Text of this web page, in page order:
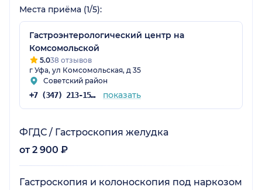
Места приёма (1/5):
Гастроэнтерологический центр на
Комсомольской
5.038 отзывов
г Уфа, ул Комсомольская, д 35
Советский район
+7 (347) 213-15-78 показать
ФГДС / Гастроскопия желудка
от 2 900 ₽
Гастроскопия и колоноскопия под наркозом